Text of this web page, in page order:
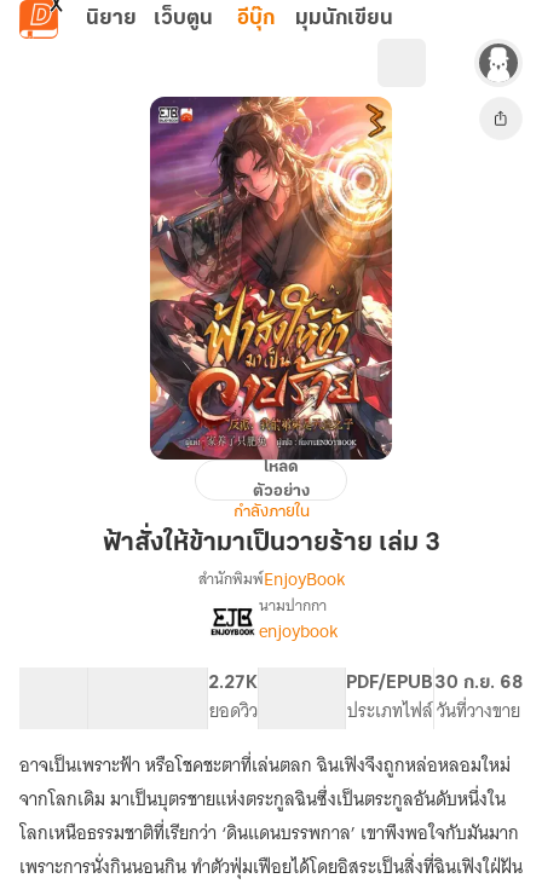
ข้ามไปยังเนื้อหาหลัก
นิยาย เว็บตูน อีบุ๊ก มุมนักเขียน
ให้
โหลด
ตัวอย่าง
กำลังภายใน
ฟ้าสั่งให้ข้ามาเป็นวายร้าย เล่ม 3
เรื่อง [จบ]
ฟ้า
เป็น
วาย
ร้าย
สำนักพิมพ์EnjoyBook
นามปากกา
enjoybook
2.27K
ยอดวิว
PDF/EPUB
ประเภทไฟล์
30 ก.ย. 68
วันที่วางขาย
อาจเป็นเพราะฟ้า หรือโชคชะตาที่เล่นตลก ฉินเฟิงจึงถูกหล่อหลอมใหม่
จากโลกเดิม มาเป็นบุตรชายแห่งตระกูลฉินซึ่งเป็นตระกูลอันดับหนึ่งใน
โลกเหนือธรรมชาติที่เรียกว่า ‘ดินแดนบรรพกาล’ เขาพึงพอใจกับมันมาก
เพราะการนั่งกินนอนกิน ทำตัวฟุ่มเฟือยได้โดยอิสระเป็นสิ่งที่ฉินเฟิงใฝ่ฝัน